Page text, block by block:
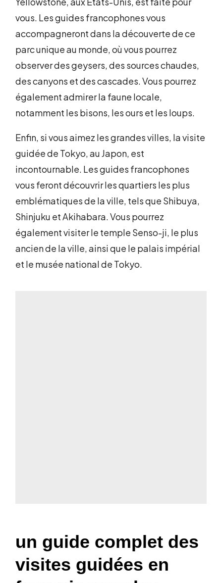
vous. Les guides francophones vous
accompagneront dans la découverte de ce
parc unique au monde, où vous pourrez
observer des geysers, des sources chaudes,
des canyons et des cascades. Vous pourrez
également admirer la faune locale,
notamment les bisons, les ours et les loups.
Enfin, si vous aimez les grandes villes, la visite
guidée de Tokyo, au Japon, est
incontournable. Les guides francophones
vous feront découvrir les quartiers les plus
emblématiques de la ville, tels que Shibuya,
Shinjuku et Akihabara. Vous pourrez
également visiter le temple Senso-ji, le plus
ancien de la ville, ainsi que le palais impérial
et le musée national de Tokyo.
un guide complet des
visites guidées en